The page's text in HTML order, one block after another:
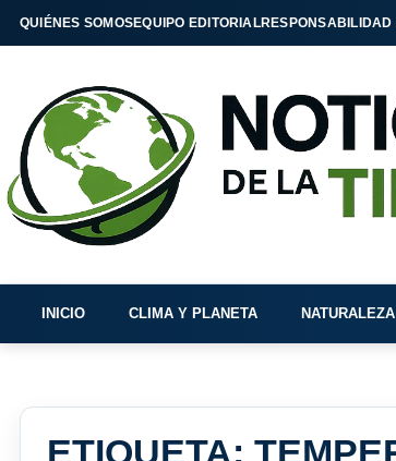
QUIÉNES SOMOSEQUIPO EDITORIALRESPONSABILIDAD
INICIO CLIMA Y PLANETA
ETIQUETA: